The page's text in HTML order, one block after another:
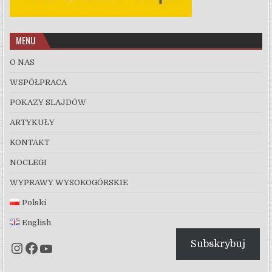
MENU
O NAS
WSPÓŁPRACA
POKAZY SLAJDÓW
ARTYKUŁY
KONTAKT
NOCLEGI
WYPRAWY WYSOKOGÓRSKIE
Polski
English
Instagram
Facebook
YouTube Subskrybuj